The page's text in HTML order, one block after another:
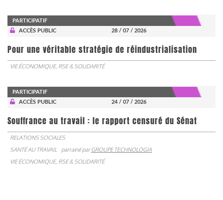
PARTICIPATIF
ACCÈS PUBLIC
28 / 07 / 2026
Pour une véritable stratégie de réindustrialisation
VIE ÉCONOMIQUE, RSE & SOLIDARITÉ
PARTICIPATIF
ACCÈS PUBLIC
24 / 07 / 2026
Souffrance au travail : le rapport censuré du Sénat
RELATIONS SOCIALES
SANTÉ AU TRAVAIL
parrainé parGROUPE TECHNOLOGIA
VIE ÉCONOMIQUE, RSE & SOLIDARITÉ